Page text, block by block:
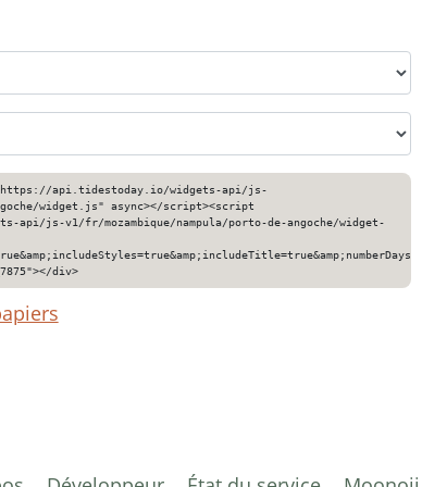
api.tidestoday.io/widgets-api/js-
widget.js" async></script><script
js-v1/fr/mozambique/nampula/porto-de-angoche/widget-
div>